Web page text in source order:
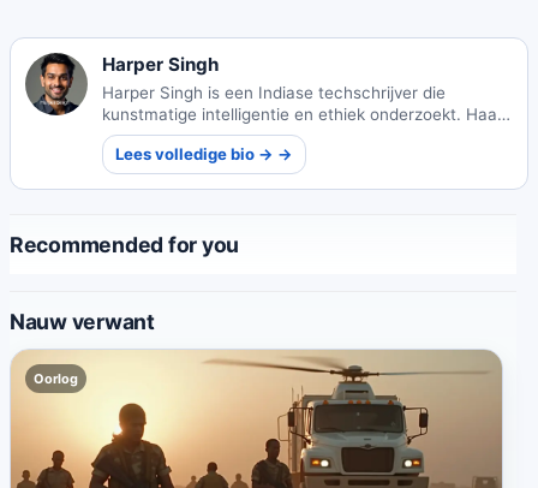
Harper Singh
Harper Singh is een Indiase techschrijver die
kunstmatige intelligentie en ethiek onderzoekt. Haar
werk onderzoekt de maatschappelijke impact van
technologie en ethische kaders.
Lees volledige bio → →
Recommended for you
Nauw verwant
Oorlog